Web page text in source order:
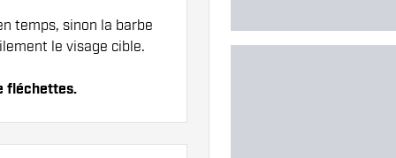
temps, sinon la barbe
le visage cible.
fléchettes.